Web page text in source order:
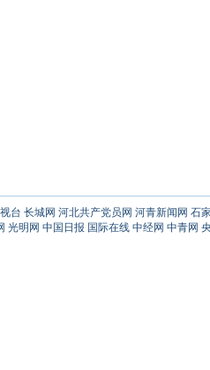
台 长城网 河北共产党员网 河青新闻网 石
光明网 中国日报 国际在线 中经网 中青网